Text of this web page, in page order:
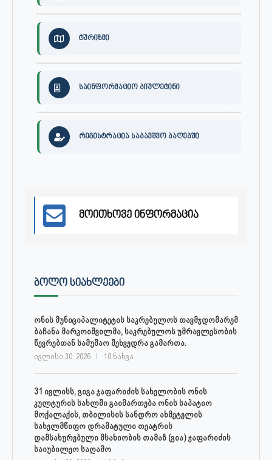
ტურიზმი
საინფორმაციო ბიულეტინი
რეგისტრაცია საბავშვო ბაღებში
მოითხოვე ინფორმაცია
ᲑᲝᲚᲝ ᲡᲘᲐᲮᲚᲔᲔᲑᲘ
ონის მუნიციპალიტეტის საკრებულოს თავმჯდომარემ
ბაჩანა მარკოიშვილმა, საკრებულოს უმრავლესობის
წევრებთან სამუშაო შეხვედრა გამართა.
ივლისი 30, 2026 10 ნახვა
31 ივლისს, გიგა ჯაფარიძის სახელობის ონის
კულტურის სახლში გაიმართება ონის საპატიო
მოქალაქის, თბილისის სანდრო ახმეტელის
სახელმწიფო დრამატული თეატრის
დამსახურებული მსახიობის თამაზ (გია) ჯაფარიძის
საიუბილეო საღამო